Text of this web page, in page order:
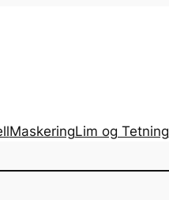
MaskeringLim og Tetning